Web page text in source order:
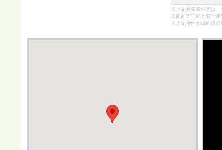
※上記募集条件等は、
※図面等詳細と若干相
※上記物件が成約済の